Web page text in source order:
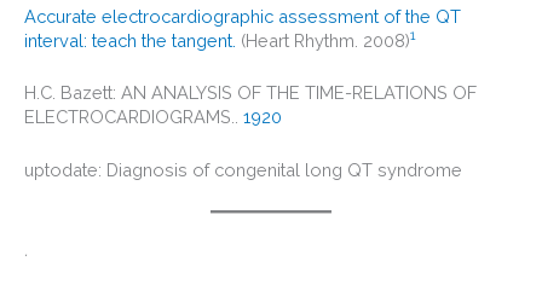
Accurate electrocardiographic assessment of the QT
interval: teach the tangent. (Heart Rhythm. 2008)1
H.C. Bazett: AN ANALYSIS OF THE TIME-RELATIONS OF
ELECTROCARDIOGRAMS.. 1920
uptodate: Diagnosis of congenital long QT syndrome
.